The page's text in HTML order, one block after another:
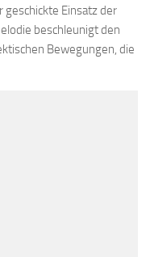
geschickte Einsatz der
beschleunigt den
Bewegungen, die